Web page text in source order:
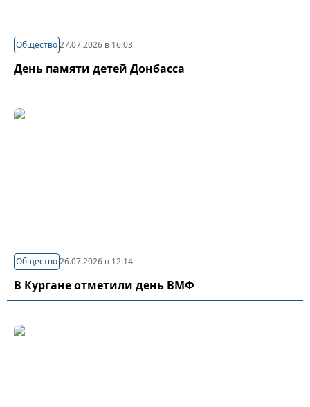
Общество27.07.2026 в 16:03
День памяти детей Донбасса
Общество26.07.2026 в 12:14
В Кургане отметили день ВМФ